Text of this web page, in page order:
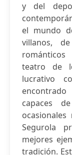
y del
el mundo
villanos,
teatro de
lucrativo
encontrado
capaces
Segurola
mejores
tradición.